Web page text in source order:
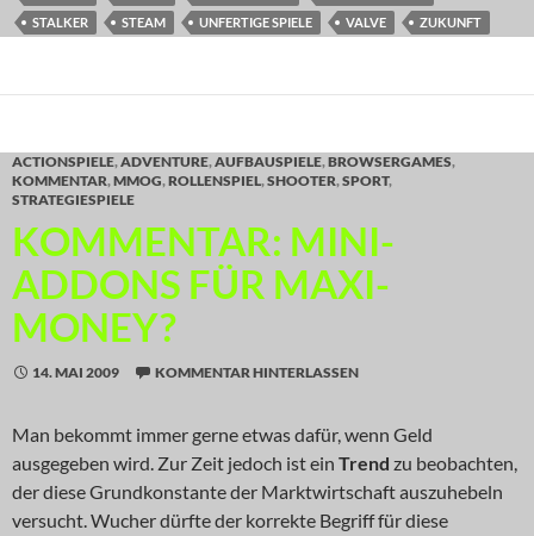
STALKER
STEAM UNFERTIGE SPIELE VALVE ZUKUNFT
ACTIONSPIELE,ADVENTURE,AUFBAUSPIELE,BROWSERGAMES,
KOMMENTAR,MMOG,ROLLENSPIEL,SHOOTER,SPORT,
STRATEGIESPIELE
KOMMENTAR: MINI-
ADDONS FÜR MAXI-
MONEY?
14. MAI 2009 KOMMENTAR HINTERLASSEN
Man bekommt immer gerne etwas dafür, wenn Geld
ausgegeben wird. Zur Zeit jedoch ist ein Trend zu beobachten,
der diese Grundkonstante der Marktwirtschaft auszuhebeln
versucht. Wucher dürfte der korrekte Begriff für diese